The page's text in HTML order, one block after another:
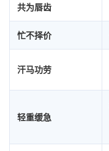
共为唇齿
忙不择价
汗马功劳
轻重缓急